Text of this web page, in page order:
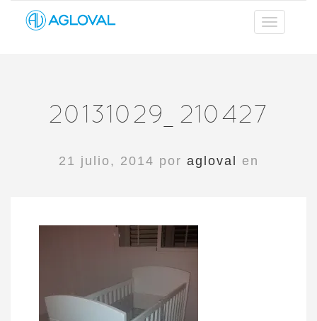
20131029_210427
21 julio, 2014 por agloval en